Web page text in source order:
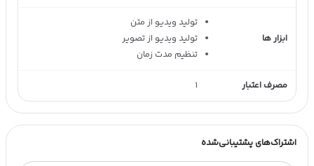
ابزار ها
تولید ویدیو از متن
تولید ویدیو از تصویر
تنظیم مدت زمان
مصرف اعتبار 1
اشتراک‌های پشتیبانی‌شده